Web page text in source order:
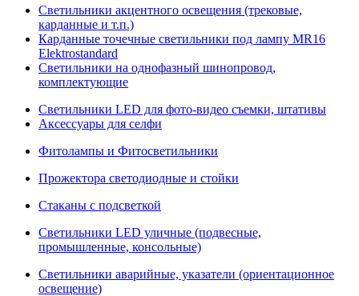
Светильники акцентного освещения (трековые,
карданные и т.п.)
Карданные точечные светильники под лампу MR16
Elektrostandard
Светильники на однофазный шинопровод,
комплектующие
Светильники LED для фото-видео съемки, штативы
Аксессуары для селфи
Фитолампы и Фитосветильники
Прожектора светодиодные и стойки
Стаканы с подсветкой
Светильники LED уличные (подвесные,
промышленные, консольные)
Светильники аварийные, указатели (ориентационное
освещение)